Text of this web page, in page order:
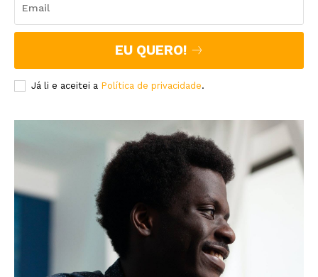
EU QUERO!
Já li e aceitei a Política de privacidade.